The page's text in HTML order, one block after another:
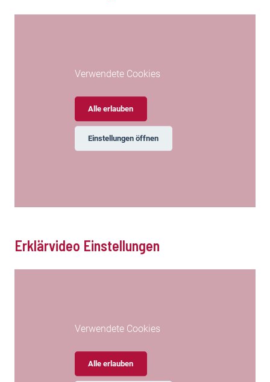
Verwendete Cookies
Alle erlauben
Einstellungen öffnen
Erklärvideo Einstellungen
Verwendete Cookies
Alle erlauben